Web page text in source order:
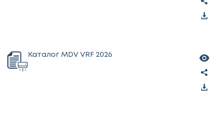
Каталог MDV VRF 2026